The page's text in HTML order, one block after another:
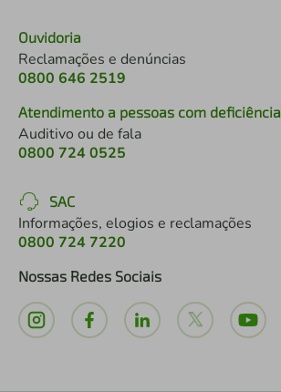
Ouvidoria
Reclamações e denúncias
0800 646 2519
Atendimento a pessoas com deficiência
Auditivo ou de fala
0800 724 0525
SAC
Informações, elogios e reclamações
0800 724 7220
Nossas Redes Sociais